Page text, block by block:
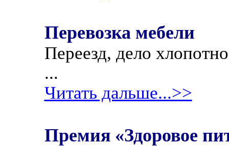
Перевозка мебели
Переезд, дело
...
Читать дальше...>>
Премия «Здоровое